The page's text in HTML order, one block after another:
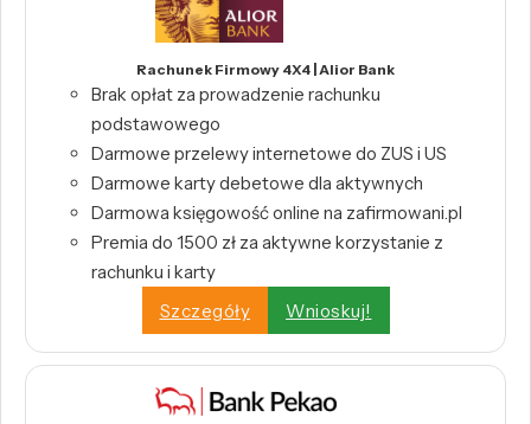
Rachunek Firmowy 4X4 | Alior Bank
Brak opłat za prowadzenie rachunku
podstawowego
Darmowe przelewy internetowe do ZUS i US
Darmowe karty debetowe dla aktywnych
Darmowa księgowość online na zafirmowani.pl
Premia do 1500 zł za aktywne korzystanie z
rachunku i karty
Szczegóły
Wnioskuj!